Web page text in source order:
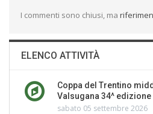
I commenti sono chiusi, ma
ELENCO ATTIVITÀ
Coppa del Trentino
Valsugana 34^ edizione
sabato 05 settembre 2026